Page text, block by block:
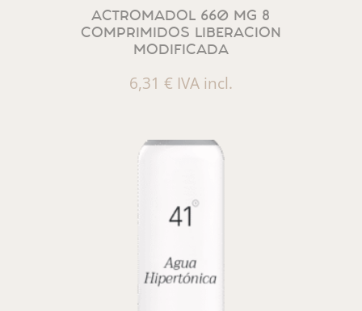
ACTROMADOL 660 MG 8
COMPRIMIDOS LIBERACION
MODIFICADA
6,31 € IVA incl.